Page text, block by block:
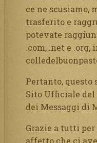
ce ne scusiamo,
trasferito e
potevate
.com, .net e
Pertanto, questo
Sito Ufficiale del
dei Messaggi di
Grazie a tutti
affetto che ci